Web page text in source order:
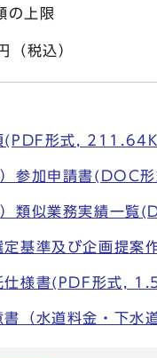
の上限
税込）
(PDF形式,
）参加申請書(DOC
）類似業務実績一
定基準及び企画提
仕様書(PDF形式,
書（水道料金・下